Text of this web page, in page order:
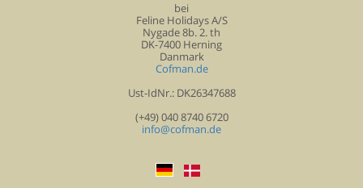
bei
Feline Holidays A/S
Nygade 8b. 2. th
DK-7400 Herning
Danmark
Cofman.de
Ust-IdNr.: DK26347688
(+49) 040 8740 6720
info@cofman.de